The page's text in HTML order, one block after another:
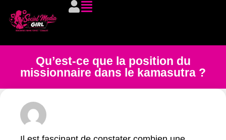
Qu’est-ce que la position du
missionnaire dans le kamasutra ?